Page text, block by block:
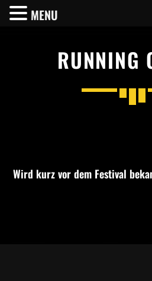
RUNNING
Wird kurz vor dem Festival
MENU